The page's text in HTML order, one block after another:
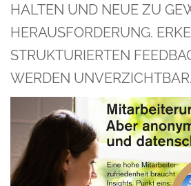
HALTEN UND NEUE ZU
HERAUSFORDERUNG.
STRUKTURIERTEN
WERDEN UNVERZICHTBAR.